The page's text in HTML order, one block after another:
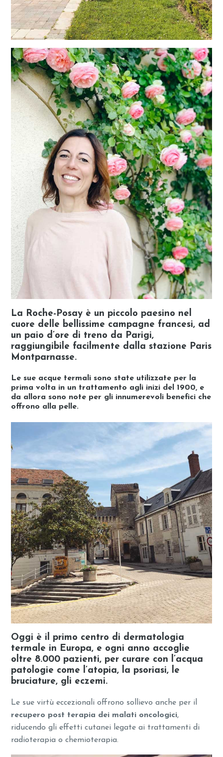
La Roche-Posay è un piccolo paesino nel
cuore delle bellissime campagne francesi, ad
un paio d’ore di treno da Parigi,
raggiungibile facilmente dalla stazione Paris
Montparnasse.
Le sue acque termali sono state utilizzate per la
prima volta in un trattamento agli inizi del 1900, e
da allora sono note per gli innumerevoli benefici che
offrono alla pelle.
Oggi è il primo centro di dermatologia
termale in Europa, e ogni anno accoglie
oltre 8.000 pazienti, per curare con l’acqua
patologie come l’ atopia, la psoriasi, le
bruciature, gli eczemi.
Le sue virtù eccezionali offrono sollievo anche per il
recupero post terapia dei malati oncologici,
riducendo gli effetti cutanei legate ai trattamenti di
radioterapia o chemioterapia.